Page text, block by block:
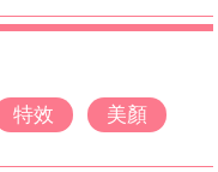
特效 美顏